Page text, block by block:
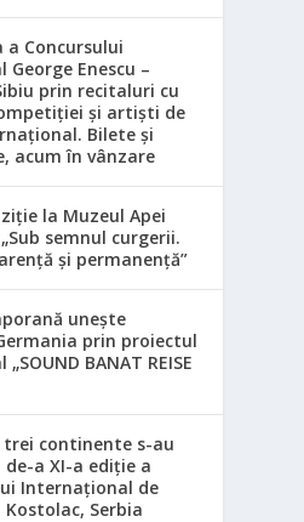
a Concursului
Enescu –
prin recitaluri cu
și artiști de
Bilete și
acum în vânzare
la Muzeul Apei
semnul curgerii.
și permanență”
unește
prin proiectul
BANAT REISE
continente s-au
a XI-a ediție a
Internațional de
Kostolac, Serbia